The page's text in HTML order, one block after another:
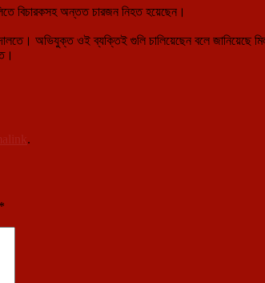
বিচারকসহ অন্তত চারজন নিহত হয়েছেন।
অভিযুক্ত ওই ব্যক্তিই গুলি চালিয়েছেন বলে জানিয়েছে
.
*